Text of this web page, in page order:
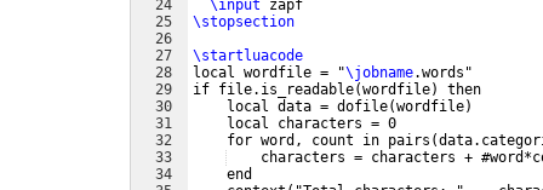
24
25
26
27
28
29
30
31
32
33
34
\input zapf
\stopsection
\startluacode
local wordfile = "\jobname.words"
if file.is_readable(wordfile)
then
    local data = dofile
(wordfile)
    local characters = 0
    for word, count in pairs
(
characters = characters +
    end